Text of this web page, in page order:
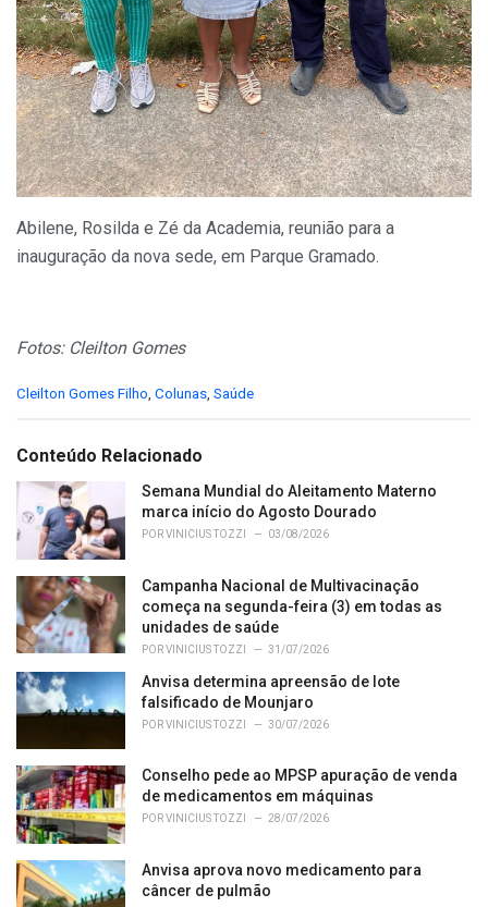
Abilene, Rosilda e Zé da Academia, reunião para a
inauguração da nova sede, em Parque Gramado.
Fotos: Cleilton Gomes
C
e
o
i
Cleilton Gomes Filho Colunas Saúde
Conteúdo Relacionado
Semana Mundial do Aleitamento Materno
marca início do Agosto Dourado
PORVINICIUS TOZZI 03/08/2026
Campanha Nacional de Multivacinação
começa na segunda-feira (3) em todas as
unidades de saúde
PORVINICIUS TOZZI 31/07/2026
Anvisa determina apreensão de lote
falsificado de Mounjaro
PORVINICIUS TOZZI 30/07/2026
Conselho pede ao MPSP apuração de venda
de medicamentos em máquinas
PORVINICIUS TOZZI 28/07/2026
Anvisa aprova novo medicamento para
câncer de pulmão